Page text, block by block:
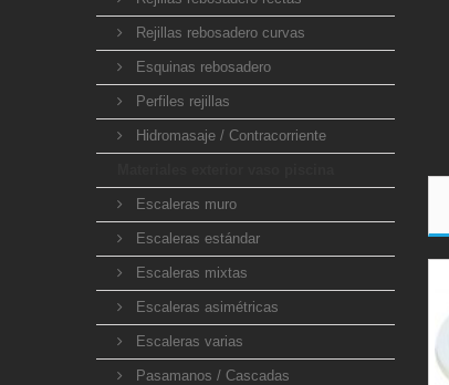
Rejillas rebosadero curvas
Esquinas rebosadero
Perfiles rejillas
Hidromasaje / Contracorriente
Escaleras muro
Escaleras estándar
Escaleras mixtas
Escaleras asimétricas
Escaleras varias
Pasamanos / Cascadas